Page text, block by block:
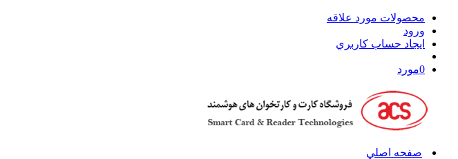
محصولات مورد علاقه
ورود
ايجاد حساب کاربري
0مورد
صفحه اصلي